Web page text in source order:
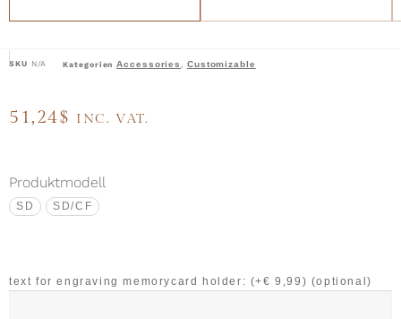
SKU N/A Kategorien Accessories Customizable
51,24$ INC. VAT.
Produktmodell
SD SD/CF
text for engraving memorycard holder: (+€ 9,99) (optional)